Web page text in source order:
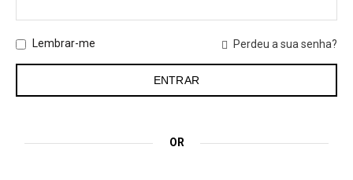
Perdeu a sua senha?
Lembrar-me
OR